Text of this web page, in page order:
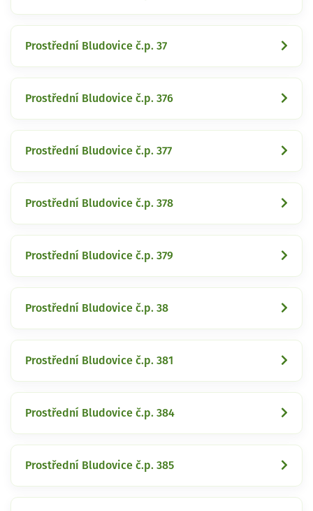
Prostřední Bludovice č.p. 37
Prostřední Bludovice č.p. 376
Prostřední Bludovice č.p. 377
Prostřední Bludovice č.p. 378
Prostřední Bludovice č.p. 379
Prostřední Bludovice č.p. 38
Prostřední Bludovice č.p. 381
Prostřední Bludovice č.p. 384
Prostřední Bludovice č.p. 385